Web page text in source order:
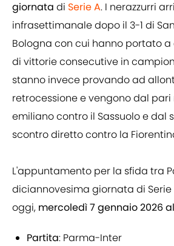
giornata di Serie A. I nerazzurri
infrasettimanale dopo il 3-1 di
Bologna con cui hanno portato
di vittorie consecutive in
stanno invece provando ad
retrocessione e vengono dal
emiliano contro il Sassuolo e dal
scontro diretto contro la
L'appuntamento per la sfida tra
diciannovesima giornata di Serie
oggi, mercoledì 7 gennaio 2026
Partita: Parma-Inter